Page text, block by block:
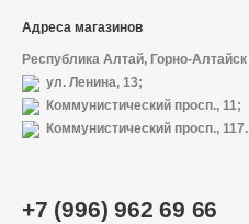
+7 (996) 962 69 66
Адреса магазинов
Республика Алтай, Горно-Алтайск
ул. Ленина, 13;
Коммунистический просп., 11;
Коммунистический просп., 117.